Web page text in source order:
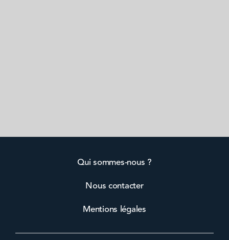
Qui sommes-nous ?
Nous contacter
Mentions légales